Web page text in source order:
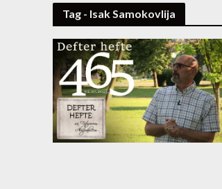
Tag - Isak Samokovlija